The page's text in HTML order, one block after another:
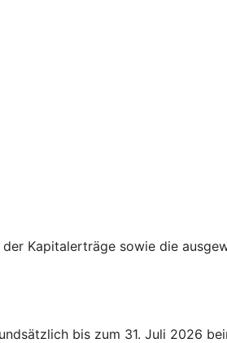
Kapitalerträge sowie die
bis zum 31. Juli 2026